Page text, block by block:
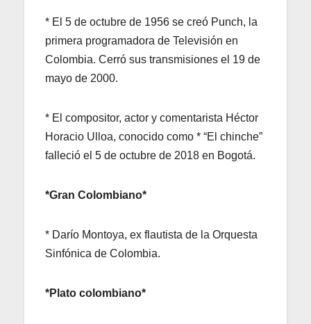
* El 5 de octubre de 1956 se creó Punch, la
primera programadora de Televisión en
Colombia. Cerró sus transmisiones el 19 de
mayo de 2000.
* El compositor, actor y comentarista Héctor
Horacio Ulloa, conocido como * “El chinche”
falleció el 5 de octubre de 2018 en Bogotá.
*Gran Colombiano*
* Darío Montoya, ex flautista de la Orquesta
Sinfónica de Colombia.
*Plato colombiano*